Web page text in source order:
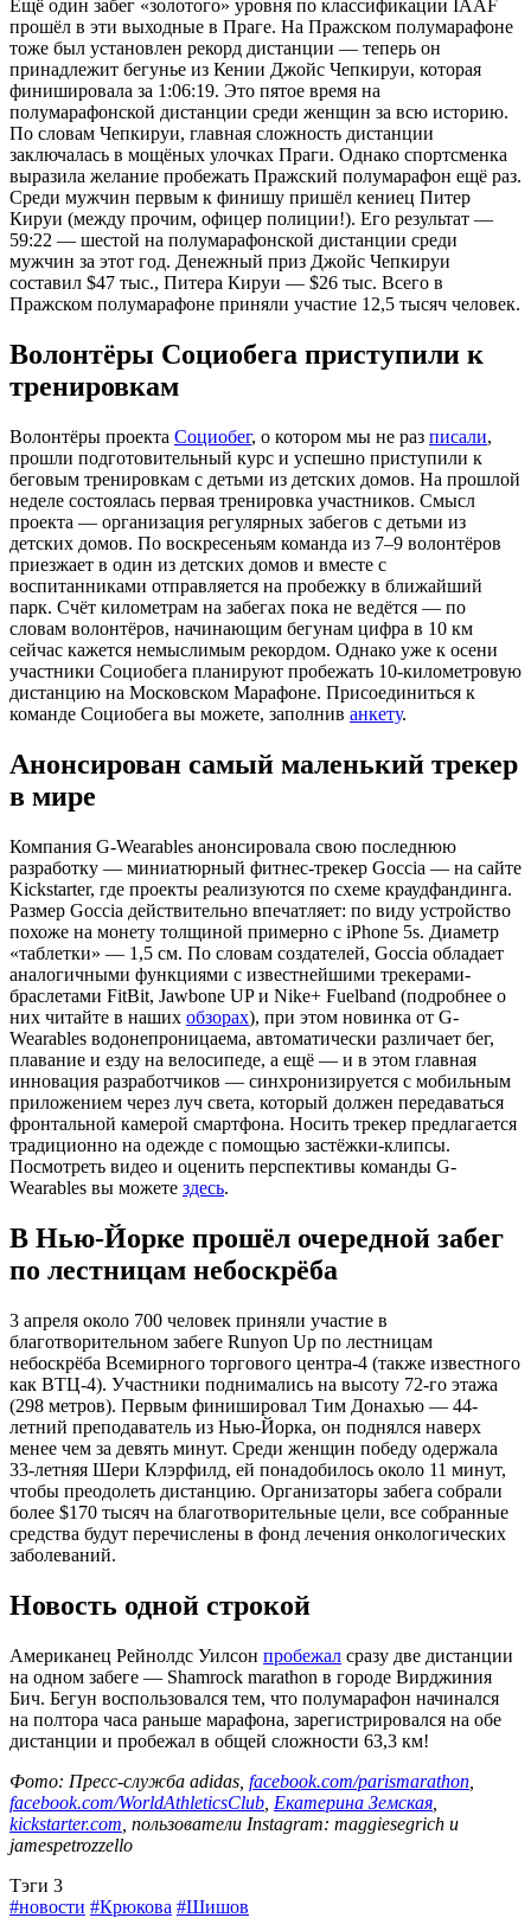
Ещё один забег «золотого» уровня по классификации IAAF
прошёл в эти выходные в Праге. На Пражском полумарафоне
тоже был установлен рекорд дистанции — теперь он
принадлежит бегунье из Кении Джойс Чепкируи, которая
финишировала за 1:06:19. Это пятое время на
полумарафонской дистанции среди женщин за всю историю.
По словам Чепкируи, главная сложность дистанции
заключалась в мощёных улочках Праги. Однако спортсменка
выразила желание пробежать Пражский полумарафон ещё раз.
Среди мужчин первым к финишу пришёл кениец Питер
Кируи (между прочим, офицер полиции!). Его результат —
59:22 — шестой на полумарафонской дистанции среди
мужчин за этот год. Денежный приз Джойс Чепкируи
составил $47 тыс., Питера Кируи — $26 тыс. Всего в
Пражском полумарафоне приняли участие 12,5 тысяч человек.
Волонтёры Социобега приступили к
тренировкам
Волонтёры проекта Социобег, о котором мы не раз писали,
прошли подготовительный курс и успешно приступили к
беговым тренировкам с детьми из детских домов. На прошлой
неделе состоялась первая тренировка участников. Смысл
проекта — организация регулярных забегов с детьми из
детских домов. По воскресеньям команда из 7–9 волонтёров
приезжает в один из детских домов и вместе с
воспитанниками отправляется на пробежку в ближайший
парк. Счёт километрам на забегах пока не ведётся — по
словам волонтёров, начинающим бегунам цифра в 10 км
сейчас кажется немыслимым рекордом. Однако уже к осени
участники Социобега планируют пробежать 10-километровую
дистанцию на Московском Марафоне. Присоединиться к
команде Социобега вы можете, заполнив анкету.
Анонсирован самый маленький трекер
в мире
Компания G-Wearables анонсировала свою последнюю
разработку — миниатюрный фитнес-трекер Goccia — на сайте
Kickstarter, где проекты реализуются по схеме краудфандинга.
Размер Goccia действительно впечатляет: по виду устройство
похоже на монету толщиной примерно с iPhone 5s. Диаметр
«таблетки» — 1,5 см. По словам создателей, Goccia обладает
аналогичными функциями с известнейшими трекерами-
браслетами FitBit, Jawbone UP и Nike+ Fuelband (подробнее о
них читайте в наших обзорах), при этом новинка от G-
Wearables водонепроницаема, автоматически различает бег,
плавание и езду на велосипеде, а ещё — и в этом главная
инновация разработчиков — синхронизируется с мобильным
приложением через луч света, который должен передаваться
фронтальной камерой смартфона. Носить трекер предлагается
традиционно на одежде с помощью застёжки-клипсы.
Посмотреть видео и оценить перспективы команды G-
Wearables вы можете здесь.
В Нью-Йорке прошёл очередной забег
по лестницам небоскрёба
3 апреля около 700 человек приняли участие в
благотворительном забеге Runyon Up по лестницам
небоскрёба Всемирного торгового центра-4 (также известного
как ВТЦ-4). Участники поднимались на высоту 72-го этажа
(298 метров). Первым финишировал Тим Донахью — 44-
летний преподаватель из Нью-Йорка, он поднялся наверх
менее чем за девять минут. Среди женщин победу одержала
33-летняя Шери Клэрфилд, ей понадобилось около 11 минут,
чтобы преодолеть дистанцию. Организаторы забега собрали
более $170 тысяч на благотворительные цели, все собранные
средства будут перечислены в фонд лечения онкологических
заболеваний.
Новость одной строкой
Американец Рейнолдс Уилсон пробежал сразу две дистанции
на одном забеге — Shamrock marathon в городе Вирджиния
Бич. Бегун воспользовался тем, что полумарафон начинался
на полтора часа раньше марафона, зарегистрировался на обе
дистанции и пробежал в общей сложности 63,3 км!
Фото: Пресс-служба adidas, facebook.com/parismarathon
facebook.com/WorldAthleticsClub Екатерина Земская
kickstarter.com , пользователи Instagram: maggiesegrich и
jamespetrozzello
Tэги 3
#новости #Крюкова #Шишов